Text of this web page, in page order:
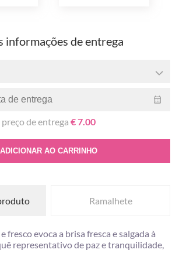
informações de entrega
preço de entrega € 7.00
ADICIONAR AO CARRINHO
Ramalhete
fresco evoca a brisa fresca e salgada à
representativo de paz e tranquilidade,